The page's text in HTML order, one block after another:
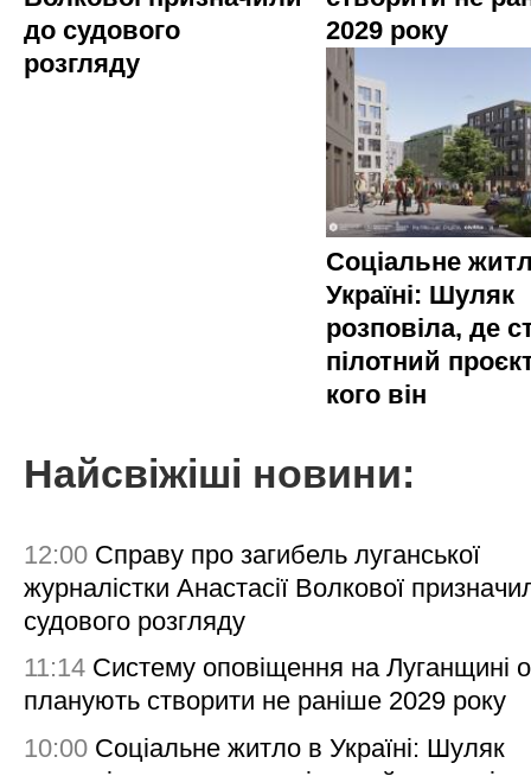
до судового
розгляду
2029 року
Соціальне
Україні: Шуляк
розповіла, де
пілотний
кого він
Найсвіжіші новини:
12:00 Справу про загибель луганської
журналістки Анастасії Волкової
судового розгляду
11:14 Систему оповіщення на Луганщині
планують створити не раніше 2029 року
10:00 Соціальне житло в Україні: Шуляк